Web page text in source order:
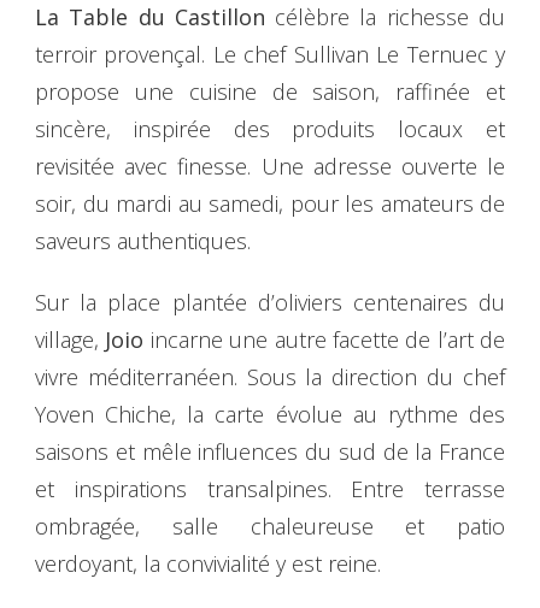
La Table du Castillon célèbre la richesse du
terroir provençal. Le chef Sullivan Le Ternuec y
propose une cuisine de saison, raffinée et
sincère, inspirée des produits locaux et
revisitée avec finesse. Une adresse ouverte le
soir, du mardi au samedi, pour les amateurs de
saveurs authentiques.
Sur la place plantée d’oliviers centenaires du
village, Joio incarne une autre facette de l’art de
vivre méditerranéen. Sous la direction du chef
Yoven Chiche, la carte évolue au rythme des
saisons et mêle influences du sud de la France
et inspirations transalpines. Entre terrasse
ombragée, salle chaleureuse et patio
verdoyant, la convivialité y est reine.